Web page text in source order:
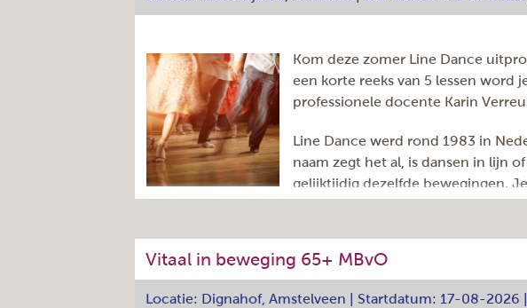
Kom deze zomer Line Dance
een korte reeks van 5 lessen word
professionele docente Karin
Line Dance werd rond 1983 in
naam zegt het al, is dansen in lijn
gelijktijdig dezelfde bewegingen.
vrijblijvend meedoen!
Vitaal in beweging 65+ MBvO
Locatie: Dignahof, Amstelveen | Startdatum: 17-08-